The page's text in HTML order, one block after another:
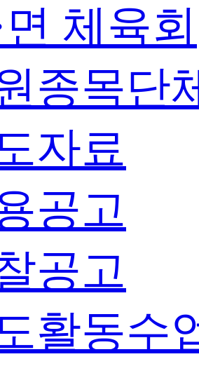
면 체육회
종목단
자료
공고
공고
활동수